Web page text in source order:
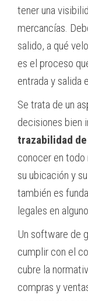
tener una
mercancías.
salido, a qué
es el proceso
entrada y salida
Se trata de un
decisiones bien
trazabilidad
conocer en
su ubicación y
también es
legales en
Un software de
cumplir con el
cubre la
compras y